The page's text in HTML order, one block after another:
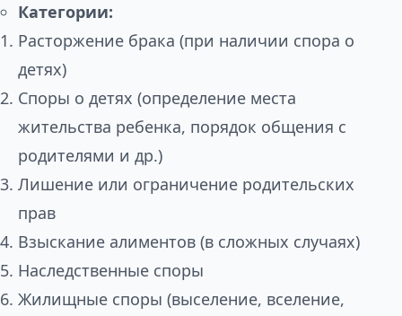
Категории:
Расторжение брака (при наличии спора о
детях)
Споры о детях (определение места
жительства ребенка, порядок общения с
родителями и др.)
Лишение или ограничение родительских
прав
Взыскание алиментов (в сложных случаях)
Наследственные споры
Жилищные споры (выселение, вселение,